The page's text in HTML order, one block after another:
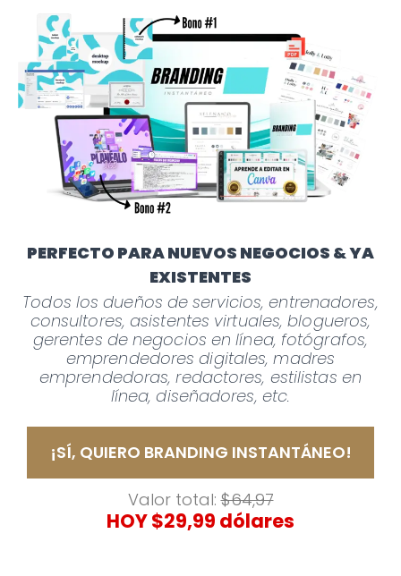
PERFECTO PARA NUEVOS NEGOCIOS & YA
EXISTENTES
Todos los dueños de servicios, entrenadores,
consultores, asistentes virtuales, blogueros,
gerentes de negocios en línea, fotógrafos,
emprendedores digitales, madres
emprendedoras, redactores, estilistas en
línea, diseñadores, etc.
¡SÍ, QUIERO BRANDING INSTANTÁNEO!
Valor total:$64,97
HOY $29,99 dólares